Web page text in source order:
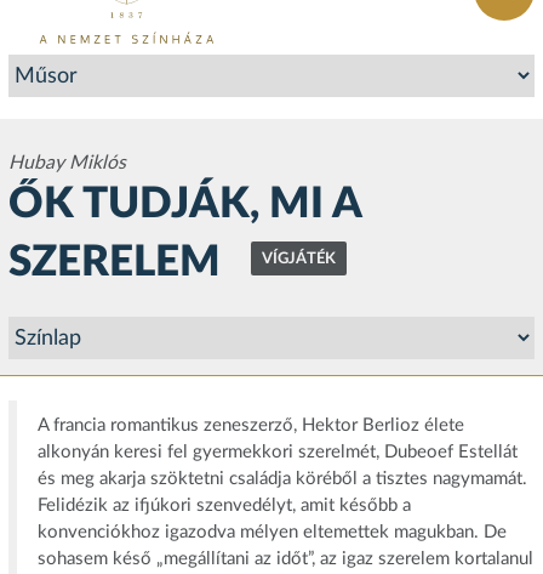
Hubay Miklós
ŐK TUDJÁK, MI A
SZERELEM
VÍGJÁTÉK
A francia romantikus zeneszerző, Hektor Berlioz élete
alkonyán keresi fel gyermekkori szerelmét, Dubeoef Estellát
és meg akarja szöktetni családja köréből a tisztes nagymamát.
Felidézik az ifjúkori szenvedélyt, amit később a
konvenciókhoz igazodva mélyen eltemettek magukban. De
sohasem késő „megállítani az időt”, az igaz szerelem kortalanul